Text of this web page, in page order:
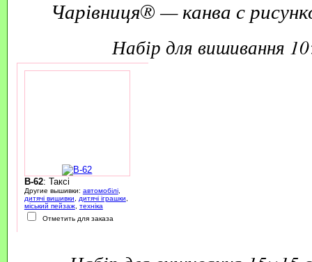
Чарівниця® — канва с
набір для вишивання
B-62: Таксі
Другие вышивки: автомобілі,
дитячі вишивки
дитячі іграшки
міський пейзаж, техніка
Отметить для заказа